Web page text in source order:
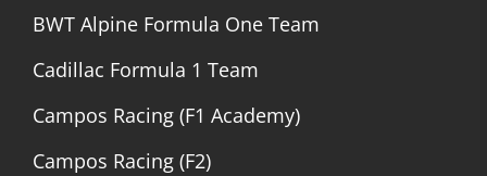
BWT Alpine Formula One Team
Cadillac Formula 1 Team
Campos Racing (F1 Academy)
Campos Racing (F2)